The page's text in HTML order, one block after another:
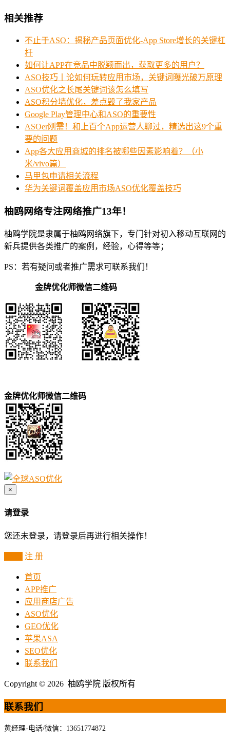
相关推荐
不止于ASO：揭秘产品页面优化-App Store增长的关键杠
杆
如何让APP在竞品中脱颖而出，获取更多的用户？
ASO技巧丨论如何玩转应用市场，关键词曝光破万原理
ASO优化之长尾关键词该怎么填写
ASO积分墙优化，差点毁了我家产品
Google Play管理中心和ASO的重要性
ASOer刚需！和上百个App运营人聊过，精选出这9个重
要的问题
App各大应用商城的排名被哪些因素影响着？（小
米/vivo篇）
马甲包申请相关流程
华为关键词覆盖应用市场ASO优化覆盖技巧
柚鸥网络专注网络推广13年！
柚鸥学院是隶属于柚鸥网络旗下，专门针对初入移动互联网的
新兵提供各类推广的案例，经验，心得等等；
PS：若有疑问或者推广需求可联系我们！
金牌优化师微信二维码
金牌优化师微信二维码
×
请登录
您还未登录，请登录后再进行相关操作！
注 册
首页
APP推广
应用商店广告
ASO优化
GEO优化
苹果ASA
SEO优化
联系我们
Copyright © 2026 柚鸥学院 版权所有
联系我们
黄经理-电话/微信：13651774872